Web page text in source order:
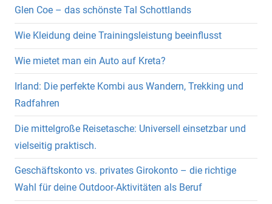
Glen Coe – das schönste Tal Schottlands
Wie Kleidung deine Trainingsleistung beeinflusst
Wie mietet man ein Auto auf Kreta?
Irland: Die perfekte Kombi aus Wandern, Trekking und
Radfahren
Die mittelgroße Reisetasche: Universell einsetzbar und
vielseitig praktisch.
Geschäftskonto vs. privates Girokonto – die richtige
Wahl für deine Outdoor-Aktivitäten als Beruf